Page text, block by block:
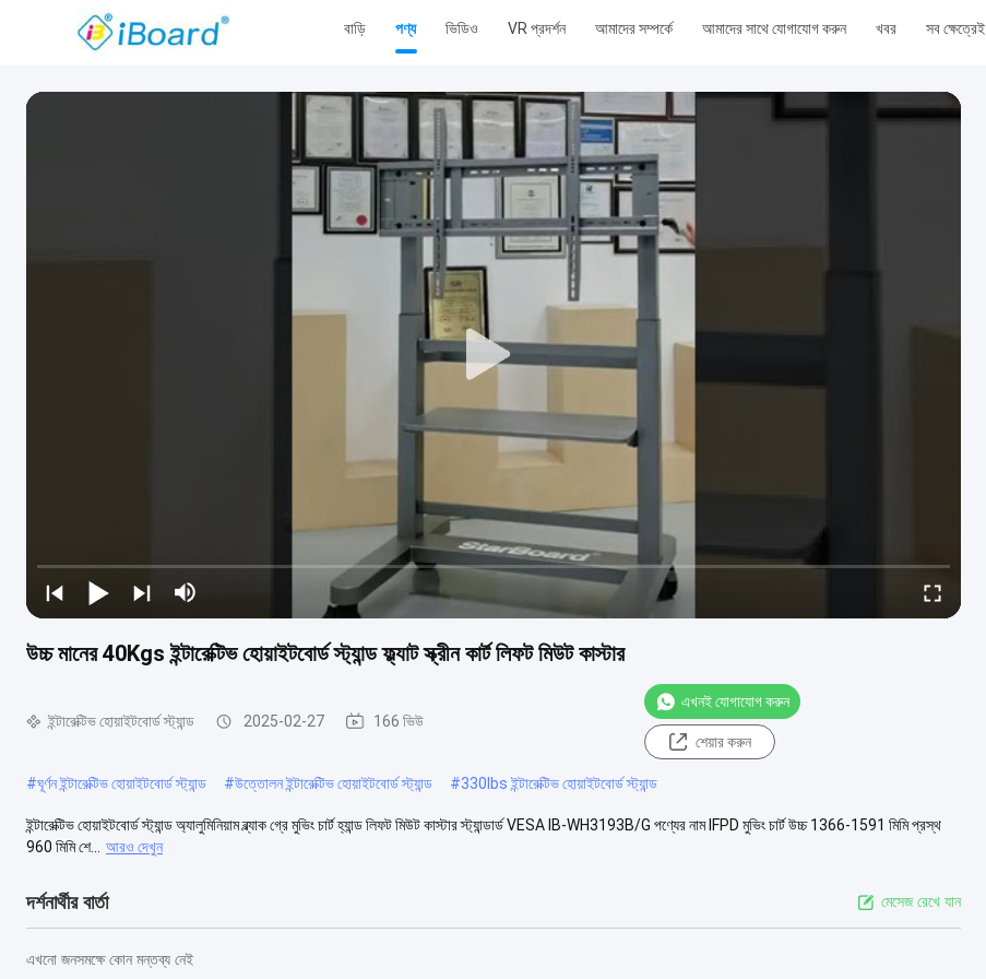
বাড়ি পণ্য ভিডিও VR প্রদর্শন আমাদের সম্পর্কে আমাদের সাথে যোগাযোগ করুন খবর সব ক্ষেত্রেই
উচ্চ মানের 40Kgs ইন্টারেক্টিভ হোয়াইটবোর্ড স্ট্যান্ড ফ্ল্যাট স্ক্রীন কার্ট লিফট মিউট কাস্টার
ইন্টারেক্টিভ হোয়াইটবোর্ড স্ট্যান্ড 2025-02-27 166 ভিউ
এখনই যোগাযোগ করুন
শেয়ার করুন
#ঘূর্ণন ইন্টারেক্টিভ হোয়াইটবোর্ড স্ট্যান্ড #উত্তোলন ইন্টারেক্টিভ হোয়াইটবোর্ড স্ট্যান্ড #330lbs ইন্টারেক্টিভ হোয়াইটবোর্ড স্ট্যান্ড
ইন্টারেক্টিভ হোয়াইটবোর্ড স্ট্যান্ড অ্যালুমিনিয়াম ব্ল্যাক গ্রে মুভিং চার্ট হ্যান্ড লিফট মিউট কাস্টার স্ট্যান্ডার্ড VESA IB-WH3193B/G পণ্যের নাম IFPD মুভিং চার্ট উচ্চ 1366-1591 মিমি প্রস্থ
960 মিমি শে...
আরও দেখুন
দর্শনার্থীর বার্তা মেসেজ রেখে যান
এখনো জনসমক্ষে কোন মন্তব্য নেই